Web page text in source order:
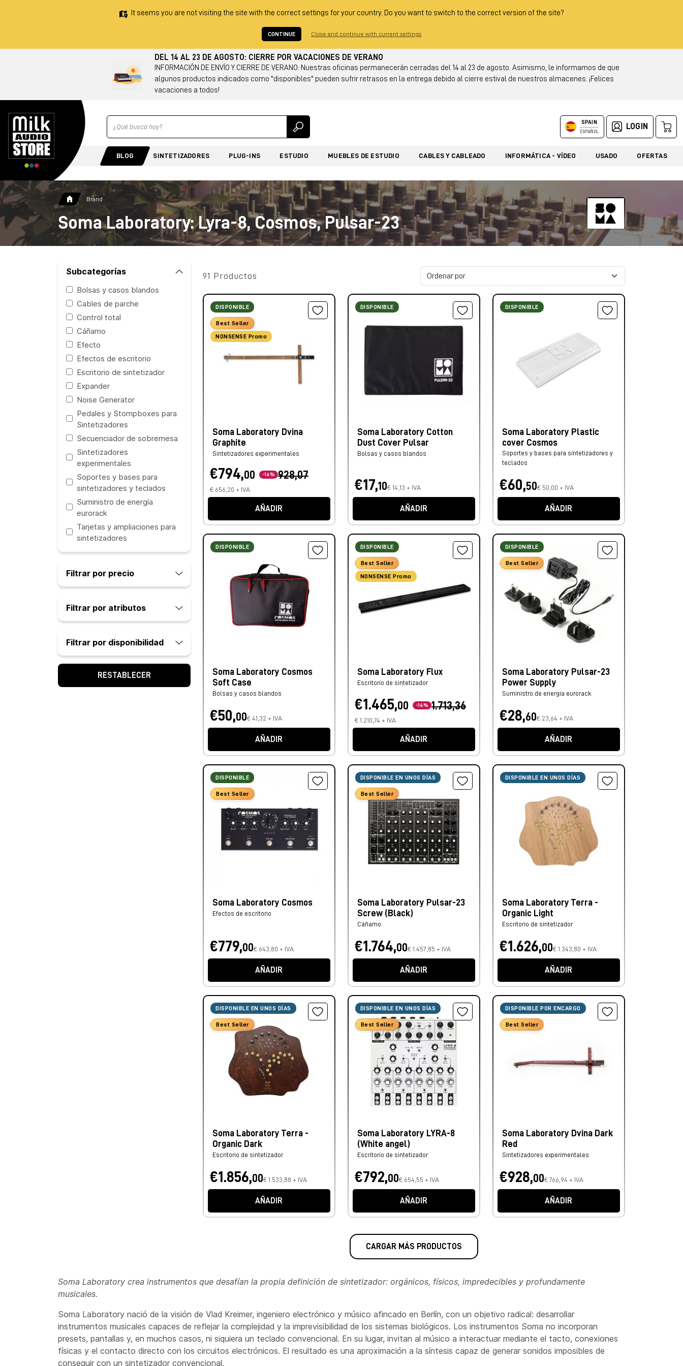
It seems you are not visiting the site with the correct settings for your country. Do you want to switch to the correct version of the site?
CONTINUE Close and continue with current settings
DEL 14 AL 23 DE AGOSTO: CIERRE POR VACACIONES DE VERANO
INFORMACIÓN DE ENVÍO Y CIERRE DE VERANO: Nuestras oficinas permanecerán cerradas del 14 al 23 de agosto. Asimismo, le informamos de que
algunos productos indicados como "disponibles" pueden sufrir retrasos en la entrega debido al cierre estival de nuestros almacenes. ¡Felices
vacaciones a todos!
Ricerca SPAIN
ESPAÑOL
LOGIN
BLOG SINTETIZADORES PLUG-INS ESTUDIO MUEBLES DE ESTUDIO CABLES Y CABLEADO INFORMÁTICA - VÍDEO USADO OFERTAS
Brand
Soma Laboratory: Lyra-8, Cosmos, Pulsar-23
Subcategorías
Bolsas y casos blandos
Cables de parche
Control total
Cáñamo
Efecto
Efectos de escritorio
Escritorio de sintetizador
Expander
Noise Generator
Pedales y Stompboxes para
Sintetizadores
Secuenciador de sobremesa
Sintetizadores
experimentales
Soportes y bases para
sintetizadores y teclados
Suministro de energía
eurorack
Tarjetas y ampliaciones para
sintetizadores
Filtrar por precio
Filtrar por atributos
Filtrar por disponibilidad
RESTABLECER
91 Productos
DISPONIBLE
Best Seller
NONSENSE Promo
Soma Laboratory Dvina
Graphite
Sintetizadores experimentales
€794,00 -14% 928,07
€ 656,20 + IVA
AÑADIR
DISPONIBLE
Soma Laboratory Cotton
Dust Cover Pulsar
Bolsas y casos blandos
€17,10€ 14,13 + IVA
AÑADIR
DISPONIBLE
Soma Laboratory Plastic
cover Cosmos
Soportes y bases para sintetizadores y
teclados
€60,50€ 50,00 + IVA
AÑADIR
DISPONIBLE
Soma Laboratory Cosmos
Soft Case
Bolsas y casos blandos
€50,00€ 41,32 + IVA
AÑADIR
DISPONIBLE
Best Seller
NONSENSE Promo
Soma Laboratory Flux
Escritorio de sintetizador
€1.465,00 -14% 1.713,36
€ 1.210,74 + IVA
AÑADIR
DISPONIBLE
Best Seller
Soma Laboratory Pulsar-23
Power Supply
Suministro de energía eurorack
€28,60€ 23,64 + IVA
AÑADIR
DISPONIBLE
Best Seller
Soma Laboratory Cosmos
Efectos de escritorio
€779,00€ 643,80 + IVA
AÑADIR
DISPONIBLE EN UNOS DÍAS
Best Seller
Soma Laboratory Pulsar-23
Screw (Black)
Cáñamo
€1.764,00€ 1.457,85 + IVA
AÑADIR
DISPONIBLE EN UNOS DÍAS
Soma Laboratory Terra -
Organic Light
Escritorio de sintetizador
€1.626,00€ 1.343,80 + IVA
AÑADIR
DISPONIBLE EN UNOS DÍAS
Best Seller
Soma Laboratory Terra -
Organic Dark
Escritorio de sintetizador
€1.856,00€ 1.533,88 + IVA
AÑADIR
DISPONIBLE EN UNOS DÍAS
Best Seller
Soma Laboratory LYRA-8
(White angel)
Escritorio de sintetizador
€792,00€ 654,55 + IVA
AÑADIR
DISPONIBLE POR ENCARGO
Best Seller
Soma Laboratory Dvina Dark
Red
Sintetizadores experimentales
€928,00€ 766,94 + IVA
AÑADIR
CARGAR MÁS PRODUCTOS
Soma Laboratory crea instrumentos que desafían la propia definición de sintetizador: orgánicos, físicos, impredecibles y profundamente
musicales.
Soma Laboratory nació de la visión de Vlad Kreimer, ingeniero electrónico y músico afincado en Berlín, con un objetivo radical: desarrollar
instrumentos musicales capaces de reflejar la complejidad y la imprevisibilidad de los sistemas biológicos. Los instrumentos Soma no incorporan
presets, pantallas y, en muchos casos, ni siquiera un teclado convencional. En su lugar, invitan al músico a interactuar mediante el tacto, conexiones
físicas y el contacto directo con los circuitos electrónicos. El resultado es una aproximación a la síntesis capaz de generar sonidos imposibles de
conseguir con un sintetizador convencional.